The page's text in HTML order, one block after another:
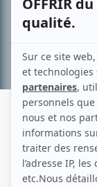
Liens
Fiche de Alexandre